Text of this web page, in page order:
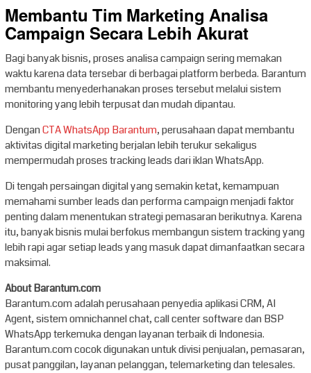
Membantu Tim Marketing Analisa
Campaign Secara Lebih Akurat
Bagi banyak bisnis, proses analisa campaign sering memakan
waktu karena data tersebar di berbagai platform berbeda. Barantum
membantu menyederhanakan proses tersebut melalui sistem
monitoring yang lebih terpusat dan mudah dipantau.
DenganCTA WhatsApp Barantum, perusahaan dapat membantu
aktivitas digital marketing berjalan lebih terukur sekaligus
mempermudah proses tracking leads dari iklan WhatsApp.
Di tengah persaingan digital yang semakin ketat, kemampuan
memahami sumber leads dan performa campaign menjadi faktor
penting dalam menentukan strategi pemasaran berikutnya. Karena
itu, banyak bisnis mulai berfokus membangun sistem tracking yang
lebih rapi agar setiap leads yang masuk dapat dimanfaatkan secara
maksimal.
About Barantum.com
Barantum.com adalah perusahaan penyedia aplikasi CRM, AI
Agent, sistem omnichannel chat, call center software dan BSP
WhatsApp terkemuka dengan layanan terbaik di Indonesia.
Barantum.com cocok digunakan untuk divisi penjualan, pemasaran,
pusat panggilan, layanan pelanggan, telemarketing dan telesales.